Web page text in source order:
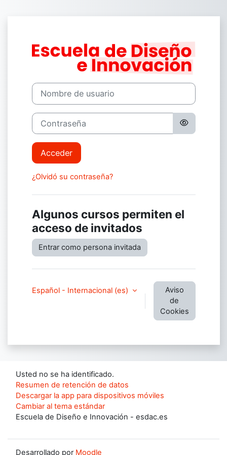
Entrar a
Nombre de usuario
Contraseña
Acceder
¿Olvidó su contraseña?
Algunos cursos permiten el
acceso de invitados
Entrar como persona invitada
Español - Internacional ‎(es)‎
Aviso
de
Cookies
Usted no se ha identificado.
Resumen de retención de datos
Descargar la app para dispositivos móviles
Cambiar al tema estándar
Escuela de Diseño e Innovación - esdac.es
Desarrollado por Moodle